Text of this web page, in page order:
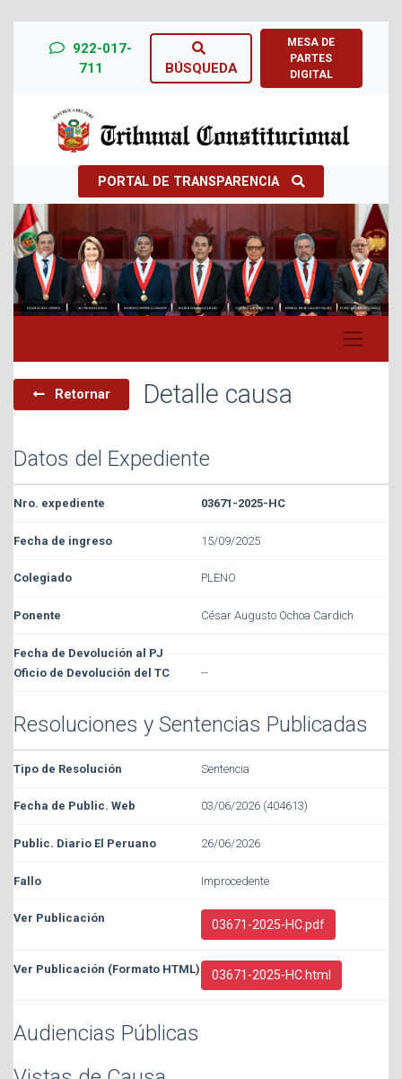
922-017-
711
BÚSQUEDA
MESA DE
PARTES
DIGITAL
PORTAL DE TRANSPARENCIA
Previous Next
Retornar Detalle causa
Datos del Expediente
03671-2025-HC
15/09/2025
PLENO
César Augusto Ochoa Cardich
--
Resoluciones y Sentencias Publicadas
Sentencia
03/06/2026 (404613)
26/06/2026
Improcedente
03671-2025-HC.pdf
03671-2025-HC.html
Audiencias Públicas